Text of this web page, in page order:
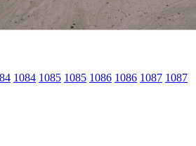
1084 1085 1085 1086 1086 1087 1087